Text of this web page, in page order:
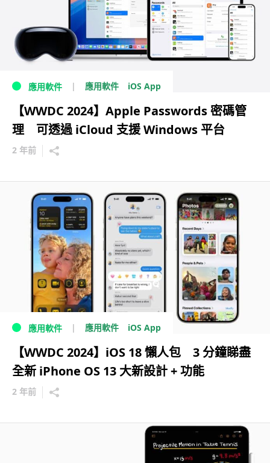
應用軟件 應用軟件 iOS App
【WWDC 2024】Apple Passwords 密碼管
理 可透過 iCloud 支援 Windows 平台
2 年前
應用軟件 應用軟件 iOS App
【WWDC 2024】iOS 18 懶人包 3 分鐘睇盡
全新 iPhone OS 13 大新設計 + 功能
2 年前